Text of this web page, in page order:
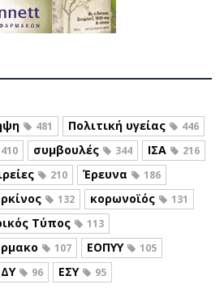
481 Πολιτική υγείας 446
410 συμβουλές 344 ΙΣΑ 216
210 Έρευνα 186
132 κορωνοϊός 131
Τύπος 113
107 ΕΟΠΥΥ 105
96 ΕΣΥ 95